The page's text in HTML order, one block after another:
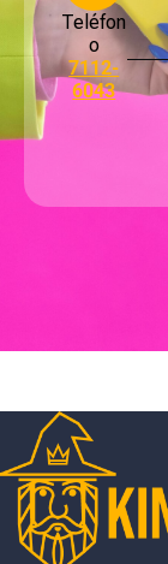
Teléfon
o
7112-
6043